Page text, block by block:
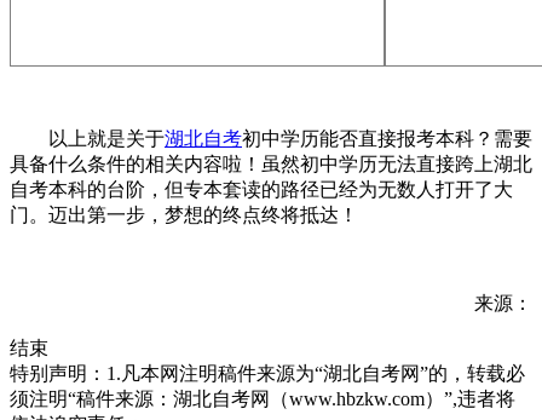
以上就是关于湖北自考初中学历能否直接报考本科？需要
具备什么条件的相关内容啦！虽然初中学历无法直接跨上湖北
自考本科的台阶，但专本套读的路径已经为无数人打开了大
门。迈出第一步，梦想的终点终将抵达！
来源：
结束
特别声明：1.凡本网注明稿件来源为“湖北自考网”的，转载必
须注明“稿件来源：湖北自考网（www.hbzkw.com）”,违者将